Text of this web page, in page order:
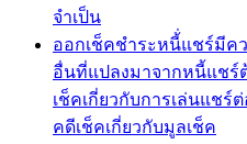
จำเป็น
ออกเช็คชำระหนี้่แชร์มีค
อื่นที่แปลงมาจากหนี้แชร์
เช็คเกี่ยวกับการเล่นแช
คดีเช็คเกี่ยวกับมูลเช็ค